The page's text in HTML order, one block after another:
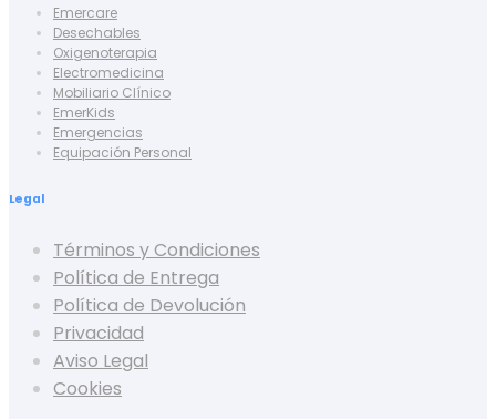
Emercare
Desechables
Oxigenoterapia
Electromedicina
Mobiliario Clínico
EmerKids
Emergencias
Equipación Personal
Legal
Términos y Condiciones
Política de Entrega
Política de Devolución
Privacidad
Aviso Legal
Cookies